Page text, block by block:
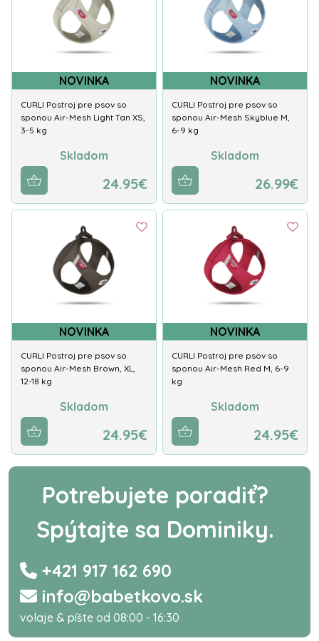
NOVINKA
CURLI Postroj pre psov so
sponou Air-Mesh Light Tan XS,
3-5 kg
Skladom
24.95€
NOVINKA
CURLI Postroj pre psov so
sponou Air-Mesh Skyblue M,
6-9 kg
Skladom
26.99€
NOVINKA
CURLI Postroj pre psov so
sponou Air-Mesh Brown, XL,
12-18 kg
Skladom
24.95€
NOVINKA
CURLI Postroj pre psov so
sponou Air-Mesh Red M, 6-9
kg
Skladom
24.95€
Potrebujete poradiť?
Spýtajte sa Dominiky.
+421 917 162 690
info@babetkovo.sk
volaje & píšte od 08:00 - 16:30